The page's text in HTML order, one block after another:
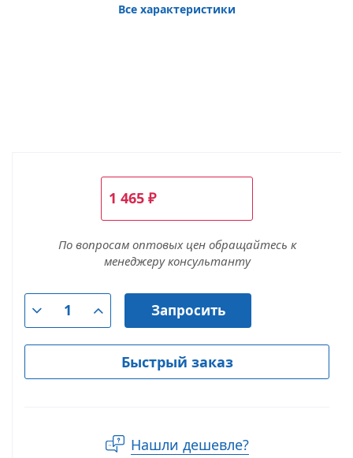
Все характеристики
1 465 ₽
По вопросам оптовых цен обращайтесь к
менеджеру консультанту
Запросить
Быстрый заказ
Нашли дешевле?